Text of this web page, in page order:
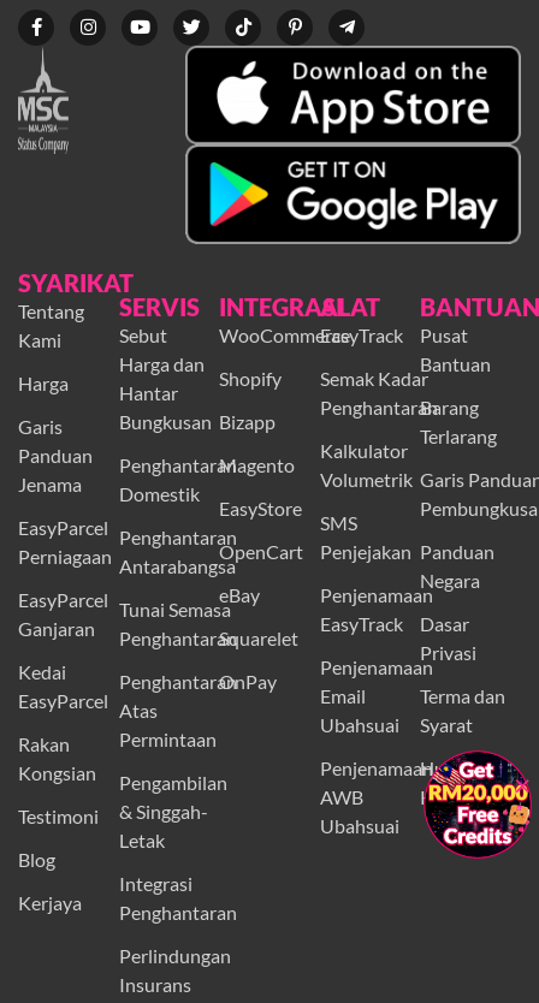
SYARIKAT
Tentang
Kami
Harga
Garis
Panduan
Jenama
EasyParcel
Perniagaan
EasyParcel
Ganjaran
Kedai
EasyParcel
Rakan
Kongsian
Testimoni
Blog
Kerjaya
SERVIS
Sebut
Harga dan
Hantar
Bungkusan
Penghantaran
Domestik
Penghantaran
Antarabangsa
Tunai Semasa
Penghantaran
Penghantaran
Atas
Permintaan
Pengambilan
& Singgah-
Letak
Integrasi
Penghantaran
Perlindungan
Insurans
INTEGRASI
WooCommerce
Shopify
Bizapp
Magento
EasyStore
OpenCart
eBay
Squarelet
OnPay
ALAT
EasyTrack
Semak Kadar
Penghantaran
Kalkulator
Volumetrik
SMS
Penjejakan
Penjenamaan
EasyTrack
Penjenamaan
Email
Ubahsuai
Penjenamaan
AWB
Ubahsuai
Pusat
Bantuan
Barang
Terlarang
Garis
Panduan
Negara
Dasar
Privasi
Terma dan
Syarat
Hubungi
Kami
×